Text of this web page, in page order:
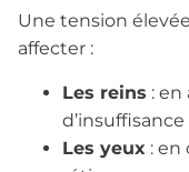
Une tension
affecter :
Les reins :
Les yeux : en